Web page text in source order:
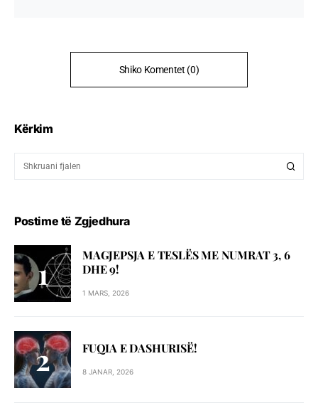
Shiko Komentet (0)
Kërkim
Postime të Zgjedhura
MAGJEPSJA E TESLËS ME NUMRAT 3, 6
DHE 9!
1 MARS, 2026
FUQIA E DASHURISË!
8 JANAR, 2026